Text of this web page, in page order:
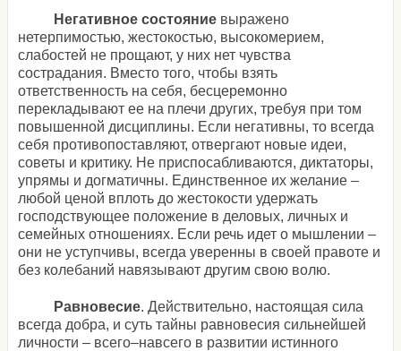
Негативное состояние выражено
нетерпимостью, жестокостью, высокомерием,
слабостей не прощают, у них нет чувства
сострадания. Вместо того, чтобы взять
ответственность на себя, бесцеремонно
перекладывают ее на плечи других, требуя при том
повышенной дисциплины. Если негативны, то всегда
себя противопоставляют, отвергают новые идеи,
советы и критику. Не приспосабливаются, диктаторы,
упрямы и догматичны. Единственное их желание –
любой ценой вплоть до жестокости удержать
господствующее положение в деловых, личных и
семейных отношениях. Если речь идет о мышлении –
они не уступчивы, всегда уверенны в своей правоте и
без колебаний навязывают другим свою волю.
Равновесие. Действительно, настоящая сила
всегда добра, и суть тайны равновесия сильнейшей
личности – всего–навсего в развитии истинного